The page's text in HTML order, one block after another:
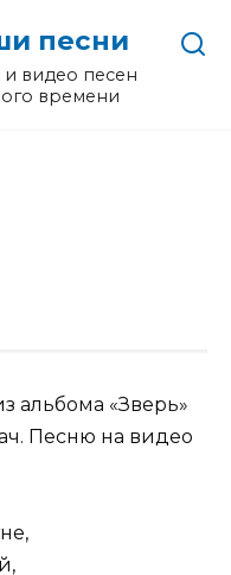
песни
и видео песен
времени
альбома «Зверь»
Песню на видео